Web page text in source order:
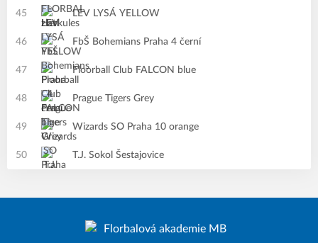
45 LEV LYSÁ YELLOW
46 FbŠ Bohemians Praha 4 černí
47 Floorball Club FALCON blue
48 Prague Tigers Grey
49 Wizards SO Praha 10 orange
50 T.J. Sokol Šestajovice